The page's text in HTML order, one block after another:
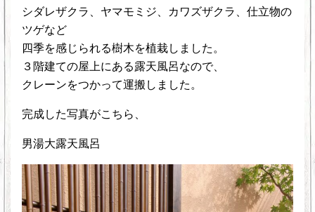
シダレザクラ、ヤマモミジ、カワズザクラ、仕立物の
ツゲなど
四季を感じられる樹木を植栽しました。
３階建ての屋上にある露天風呂なので、
クレーンをつかって運搬しました。
完成した写真がこちら、
男湯大露天風呂